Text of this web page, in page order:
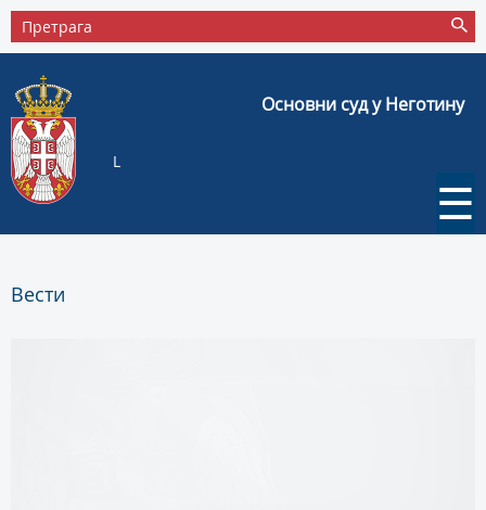
Основни суд у Неготину
L
☰
Вести